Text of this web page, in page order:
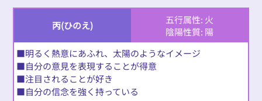
丙(ひのえ)
五行属性: 火
陰陽性質: 陽
■明るく熱意にあふれ、太陽のようなイメージ
■自分の意見を表現することが得意
■注目されることが好き
■自分の信念を強く持っている